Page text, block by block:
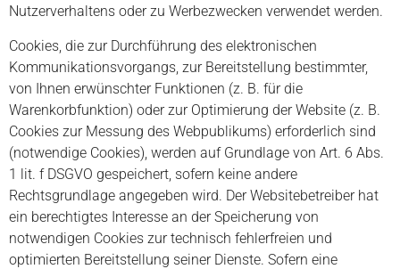
Nutzerverhaltens oder zu Werbezwecken verwendet werden.
Cookies, die zur Durchführung des elektronischen
Kommunikationsvorgangs, zur Bereitstellung bestimmter,
von Ihnen erwünschter Funktionen (z. B. für die
Warenkorbfunktion) oder zur Optimierung der Website (z. B.
Cookies zur Messung des Webpublikums) erforderlich sind
(notwendige Cookies), werden auf Grundlage von Art. 6 Abs.
1 lit. f DSGVO gespeichert, sofern keine andere
Rechtsgrundlage angegeben wird. Der Websitebetreiber hat
ein berechtigtes Interesse an der Speicherung von
notwendigen Cookies zur technisch fehlerfreien und
optimierten Bereitstellung seiner Dienste. Sofern eine